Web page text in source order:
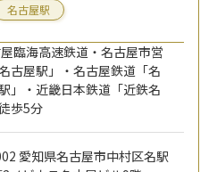
名古屋駅
臨海高速鉄道・名古屋市営
古屋駅」・名古屋鉄道「名
」・近畿日本鉄道「近鉄名
歩5分
愛知県名古屋市中村区名駅